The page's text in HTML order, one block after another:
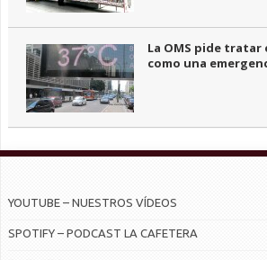
La OMS pide
como una
YOUTUBE – NUESTROS VÍDEOS
SPOTIFY – PODCAST LA CAFETERA